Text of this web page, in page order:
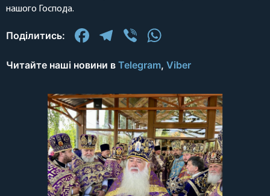
нашого Господа.
Поділитись: Facebook
Telegram
Viber
Читайте наші новини в Telegram, Viber